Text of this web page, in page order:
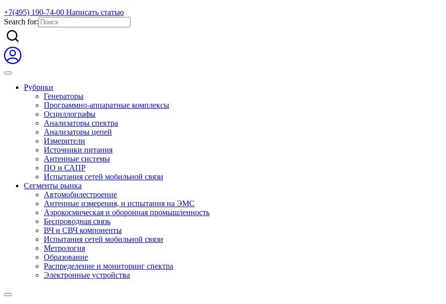
+7(495) 190-74-00 Написать статью
Search for:
Рубрики
Генераторы
Программно-аппаратные комплексы
Осциллографы
Анализаторы спектра
Анализаторы цепей
Измерители
Источники питания
Антенные системы
ПО и САПР
Испытания сетей мобильной связи
Сегменты рынка
Автомобилестроение
Антенные измерения, и испытания на ЭМС
Аэрокосмическая и оборонная промышленность
Беспроводная связь
ВЧ и СВЧ компоненты
Испытания сетей мобильной связи
Метрология
Образование
Распределение и мониторинг спектра
Электронные устройства